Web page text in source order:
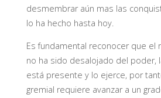
desmembrar aún mas las
lo ha hecho hasta hoy.
Es fundamental reconocer que el
no ha sido desalojado del poder,
está presente y lo ejerce, por
gremial requiere avanzar a un